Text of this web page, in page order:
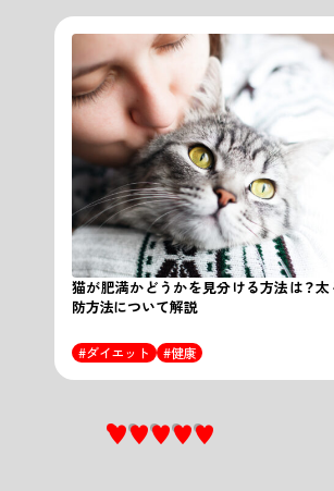
猫が肥満かどうかを見分ける方法は？
防方法について解説
ダイエット 健康